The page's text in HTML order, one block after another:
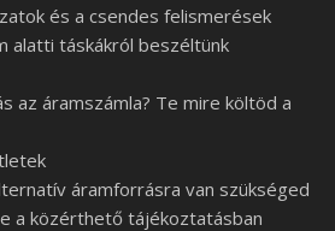
és a csendes felismerések
alatti táskákról beszéltünk
az áramszámla? Te mire költöd a
áramforrásra van szükséged
a közérthető tájékoztatásban